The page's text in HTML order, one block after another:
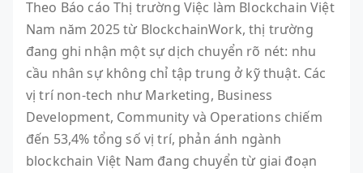
Theo Báo cáo Thị trường Việc làm Blockchain Việt
Nam năm 2025 từ BlockchainWork, thị trường
đang ghi nhận một sự dịch chuyển rõ nét: nhu
cầu nhân sự không chỉ tập trung ở kỹ thuật. Các
vị trí non-tech như Marketing, Business
Development, Community và Operations chiếm
đến 53,4% tổng số vị trí, phản ánh ngành
blockchain Việt Nam đang chuyển từ giai đoạn